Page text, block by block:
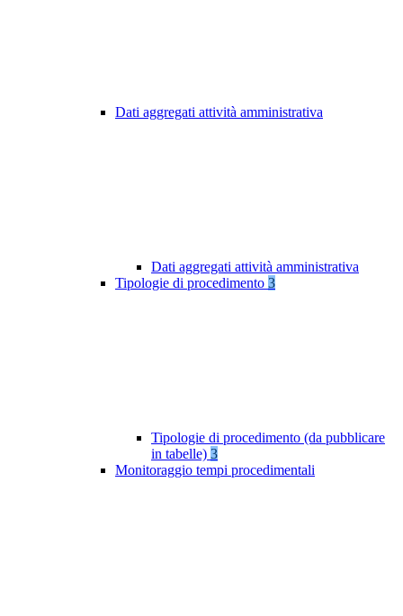
Dati aggregati attività amministrativa
Dati aggregati attività amministrativa
Tipologie di procedimento 3
Tipologie di procedimento (da pubblicare
in tabelle) 3
Monitoraggio tempi procedimentali